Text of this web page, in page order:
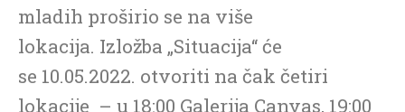
mladih proširio se na više
lokacija. Izložba „Situacija“ će
se 10.05.2022. otvoriti na čak četiri
lokacije – u 18:00 Galerija Canvas, 19:00